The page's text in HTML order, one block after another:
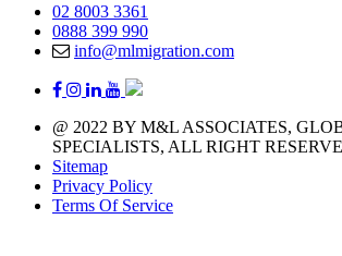
02 8003 3361
0888 399 990
info@mlmigration.com
@ 2022 BY M&L ASSOCIATES,
SPECIALISTS, ALL RIGHT
Sitemap
Privacy Policy
Terms Of Service